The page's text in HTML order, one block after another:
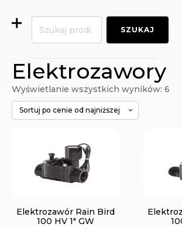
Szukaj:
SZUKAJ
Elektrozawory
Wyświetlanie wszystkich wyników: 6
Elektrozawór Rain Bird
100 HV 1" GW